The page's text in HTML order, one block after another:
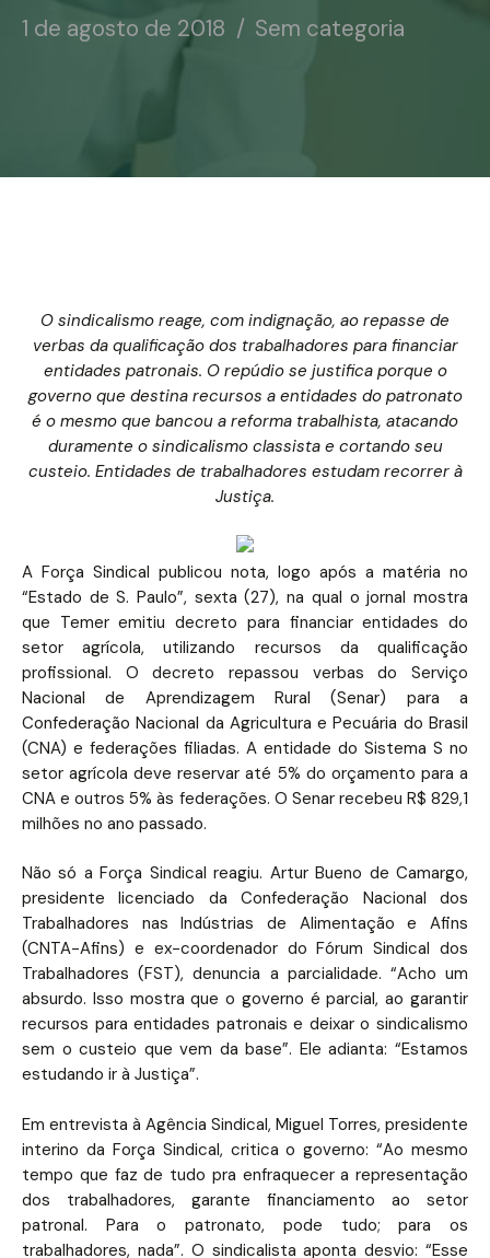
1 de agosto de 2018 Sem categoria
O sindicalismo reage, com indignação, ao repasse de
verbas da qualificação dos trabalhadores para financiar
entidades patronais. O repúdio se justifica porque o
governo que destina recursos a entidades do patronato
é o mesmo que bancou a reforma trabalhista, atacando
duramente o sindicalismo classista e cortando seu
custeio. Entidades de trabalhadores estudam recorrer à
Justiça.
A Força Sindical publicou nota, logo após a matéria no
“Estado de S. Paulo”, sexta (27), na qual o jornal mostra
que Temer emitiu decreto para financiar entidades do
setor agrícola, utilizando recursos da qualificação
profissional. O decreto repassou verbas do Serviço
Nacional de Aprendizagem Rural (Senar) para a
Confederação Nacional da Agricultura e Pecuária do Brasil
(CNA) e federações filiadas. A entidade do Sistema S no
setor agrícola deve reservar até 5% do orçamento para a
CNA e outros 5% às federações. O Senar recebeu R$ 829,1
milhões no ano passado.
Não só a Força Sindical reagiu. Artur Bueno de Camargo,
presidente licenciado da Confederação Nacional dos
Trabalhadores nas Indústrias de Alimentação e Afins
(CNTA-Afins) e ex-coordenador do Fórum Sindical dos
Trabalhadores (FST), denuncia a parcialidade. “Acho um
absurdo. Isso mostra que o governo é parcial, ao garantir
recursos para entidades patronais e deixar o sindicalismo
sem o custeio que vem da base”. Ele adianta: “Estamos
estudando ir à Justiça”.
Em entrevista à Agência Sindical, Miguel Torres, presidente
interino da Força Sindical, critica o governo: “Ao mesmo
tempo que faz de tudo pra enfraquecer a representação
dos trabalhadores, garante financiamento ao setor
patronal. Para o patronato, pode tudo; para os
trabalhadores, nada”. O sindicalista aponta desvio: “Esse